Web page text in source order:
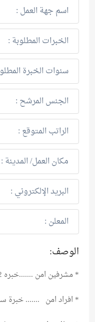
اسم جهة العمل :
الخبرات المطلوبة :
سنوات الخبرة
الجنس المرشح :
الراتب المتوقع :
مكان العمل/ المدينة :
البريد الإلكتروني :
المعلن :
الوصف:
* مشرفين امن .......خبره 2 سنه فاكثر .
* افراد امن ....... خبرة